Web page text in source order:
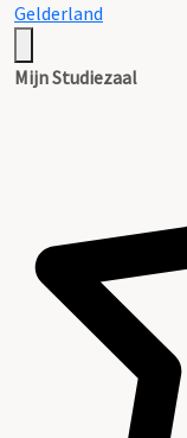
Gelderland
Mijn Studiezaal